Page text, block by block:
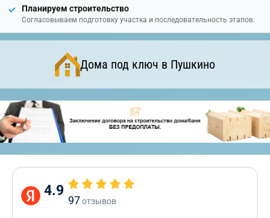
Планируем строительство
Согласовываем подготовку участка и последовательность этапов.
Дома под ключ в Пушкино
4.9
97отзывов